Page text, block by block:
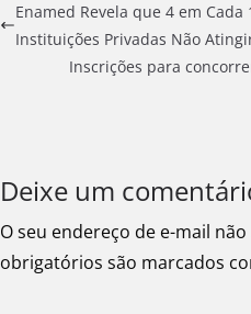
Enamed Revela que 4 em
Instituições Privadas Não
Inscrições para
Deixe um
O seu endereço de e-mail
obrigatórios são marcados